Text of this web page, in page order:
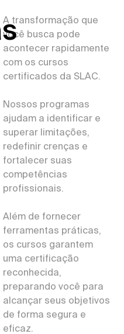
A transformação que
você busca pode
acontecer rapidamente
com os cursos
certificados da SLAC.
Nossos programas
ajudam a identificar e
superar limitações,
redefinir crenças e
fortalecer suas
competências
profissionais.
Além de fornecer
ferramentas práticas,
os cursos garantem
uma certificação
reconhecida,
preparando você para
alcançar seus objetivos
de forma segura e
eficaz.